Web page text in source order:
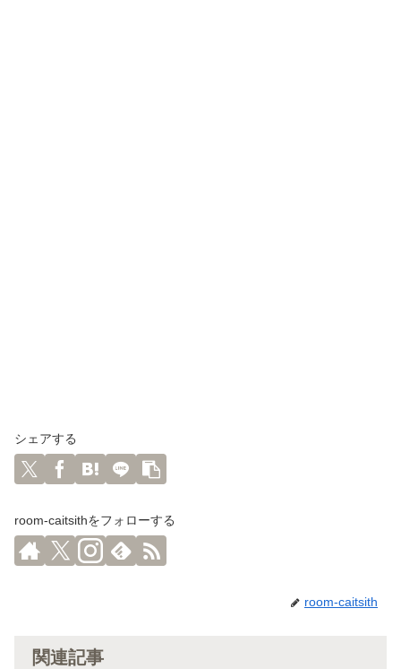
シェアする
room-caitsithをフォローする
room-caitsith
関連記事